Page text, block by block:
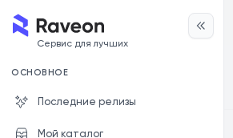
Сервис для лучших
ОСНОВНОЕ
Последние релизы
Мой каталог